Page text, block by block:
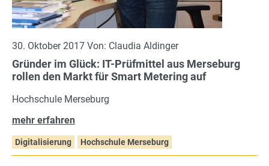
30. Oktober 2017 Von: Claudia Aldinger
Gründer im Glück: IT-Prüfmittel aus Merseburg
rollen den Markt für Smart Metering auf
Hochschule Merseburg
mehr erfahren
Digitalisierung Hochschule Merseburg